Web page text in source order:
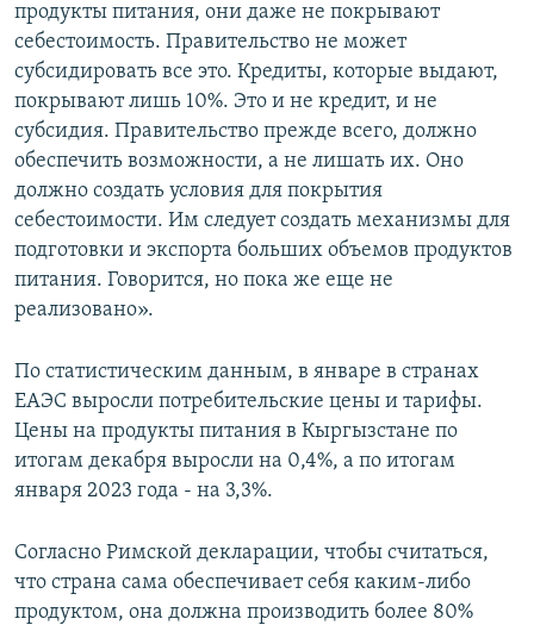
продукты питания, они даже не покрывают
себестоимость. Правительство не может
субсидировать все это. Кредиты, которые выдают,
покрывают лишь 10%. Это и не кредит, и не
субсидия. Правительство прежде всего, должно
обеспечить возможности, а не лишать их. Оно
должно создать условия для покрытия
себестоимости. Им следует создать механизмы для
подготовки и экспорта больших объемов продуктов
питания. Говорится, но пока же еще не
реализовано».
По статистическим данным, в январе в странах
ЕАЭС выросли потребительские цены и тарифы.
Цены на продукты питания в Кыргызстане по
итогам декабря выросли на 0,4%, а по итогам
января 2023 года - на 3,3%.
Согласно Римской декларации, чтобы считаться,
что страна сама обеспечивает себя каким-либо
продуктом, она должна производить более 80%